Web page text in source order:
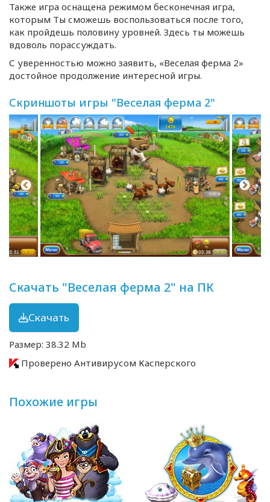
Также игра оснащена режимом бесконечная игра,
которым Ты сможешь воспользоваться после того,
как пройдешь половину уровней. Здесь ты можешь
вдоволь порассуждать.
С уверенностью можно заявить, «Веселая ферма 2»
достойное продолжение интересной игры.
Скриншоты игры "Веселая ферма 2"
Скачать "Веселая ферма 2" на ПК
Скачать
Размер: 38.32 Mb
Проверено Антивирусом Касперского
Похожие игры